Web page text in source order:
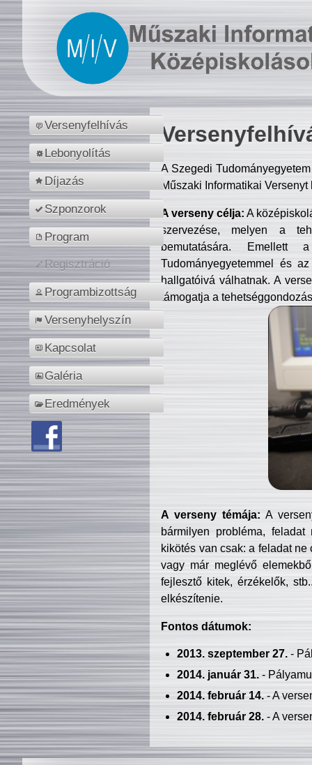
Versenyfelhívás
Lebonyolítás
Díjazás
Szponzorok
Program
Regisztráció
Programbizottság
Versenyhelyszín
Kapcsolat
Galéria
Eredmények
A Szegedi
Műszaki Informatikai
A verseny célja: A
szervezése, melyen a
bemutatására. Emellett
Tudományegyetemmel és
hallgatóivá válhatnak. A
támogatja a
A verseny témája: A
bármilyen probléma, feladat
kikötés van csak: a feladat
vagy már meglévő
fejlesztő kitek, érzékelők,
elkészítenie.
Fontos dátumok:
2013. szeptember 27.-
2014. január 31.-
2014. február 14.- A
2014. február 28.- A